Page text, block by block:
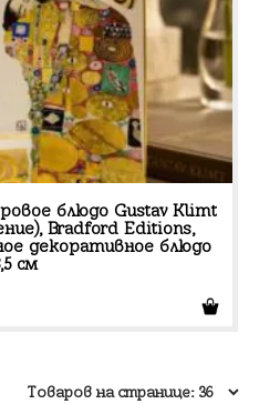
блюдо Gustav Klimt
Bradford Editions,
декоративное блюдо
см